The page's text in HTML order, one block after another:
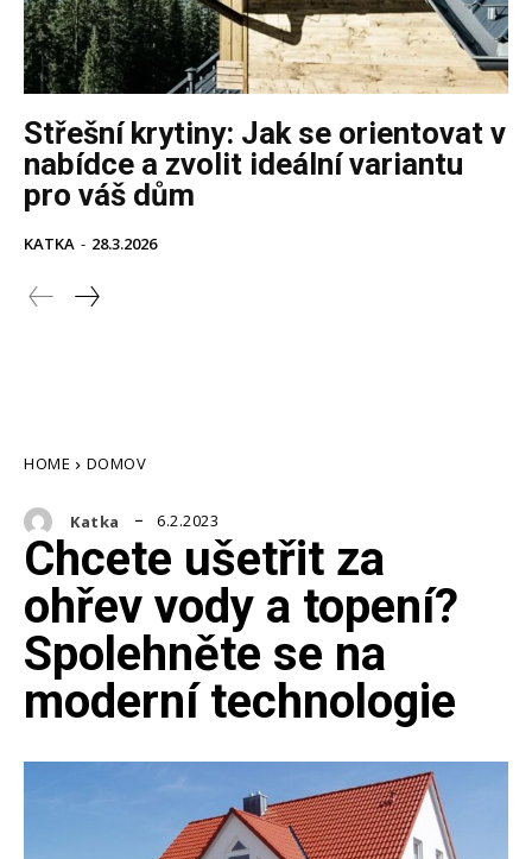
Střešní krytiny: Jak se orientovat v
nabídce a zvolit ideální variantu
pro váš dům
KATKA - 28.3.2026